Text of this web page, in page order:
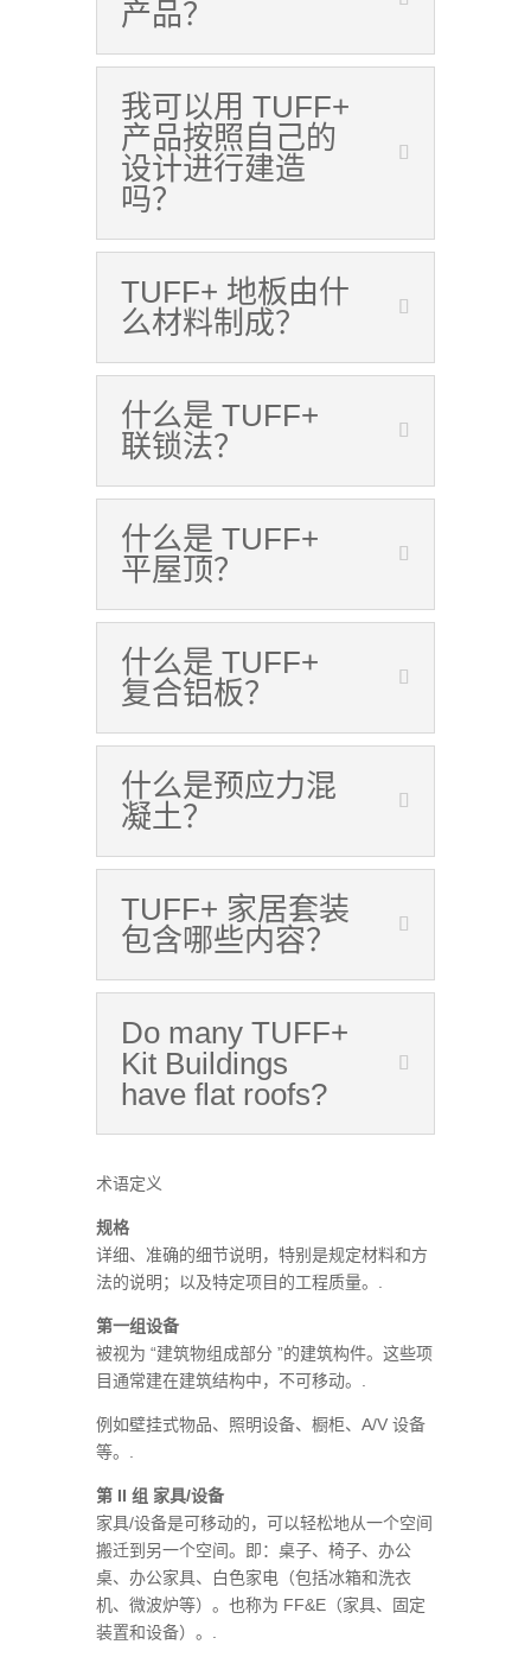
产品？
我可以用 TUFF+
产品按照自己的
设计进行建造
吗？
TUFF+ 地板由什
么材料制成？
什么是 TUFF+
联锁法？
什么是 TUFF+
平屋顶？
什么是 TUFF+
复合铝板？
什么是预应力混
凝土？
TUFF+ 家居套装
包含哪些内容？
Do many TUFF+
Kit Buildings
have flat roofs?
术语定义
规格
详细、准确的细节说明，特别是规定材料和方
法的说明；以及特定项目的工程质量。.
第一组设备
被视为 “建筑物组成部分 ”的建筑构件。这些项
目通常建在建筑结构中，不可移动。.
例如壁挂式物品、照明设备、橱柜、A/V 设备
等。.
第 II 组 家具/设备
家具/设备是可移动的，可以轻松地从一个空间
搬迁到另一个空间。即：桌子、椅子、办公
桌、办公家具、白色家电（包括冰箱和洗衣
机、微波炉等）。也称为 FF&E（家具、固定
装置和设备）。.